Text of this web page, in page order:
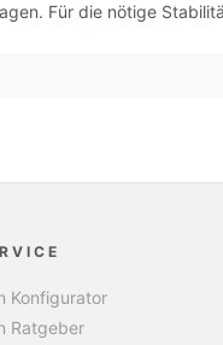
Für die nötige
Konfigurator
Ratgeber